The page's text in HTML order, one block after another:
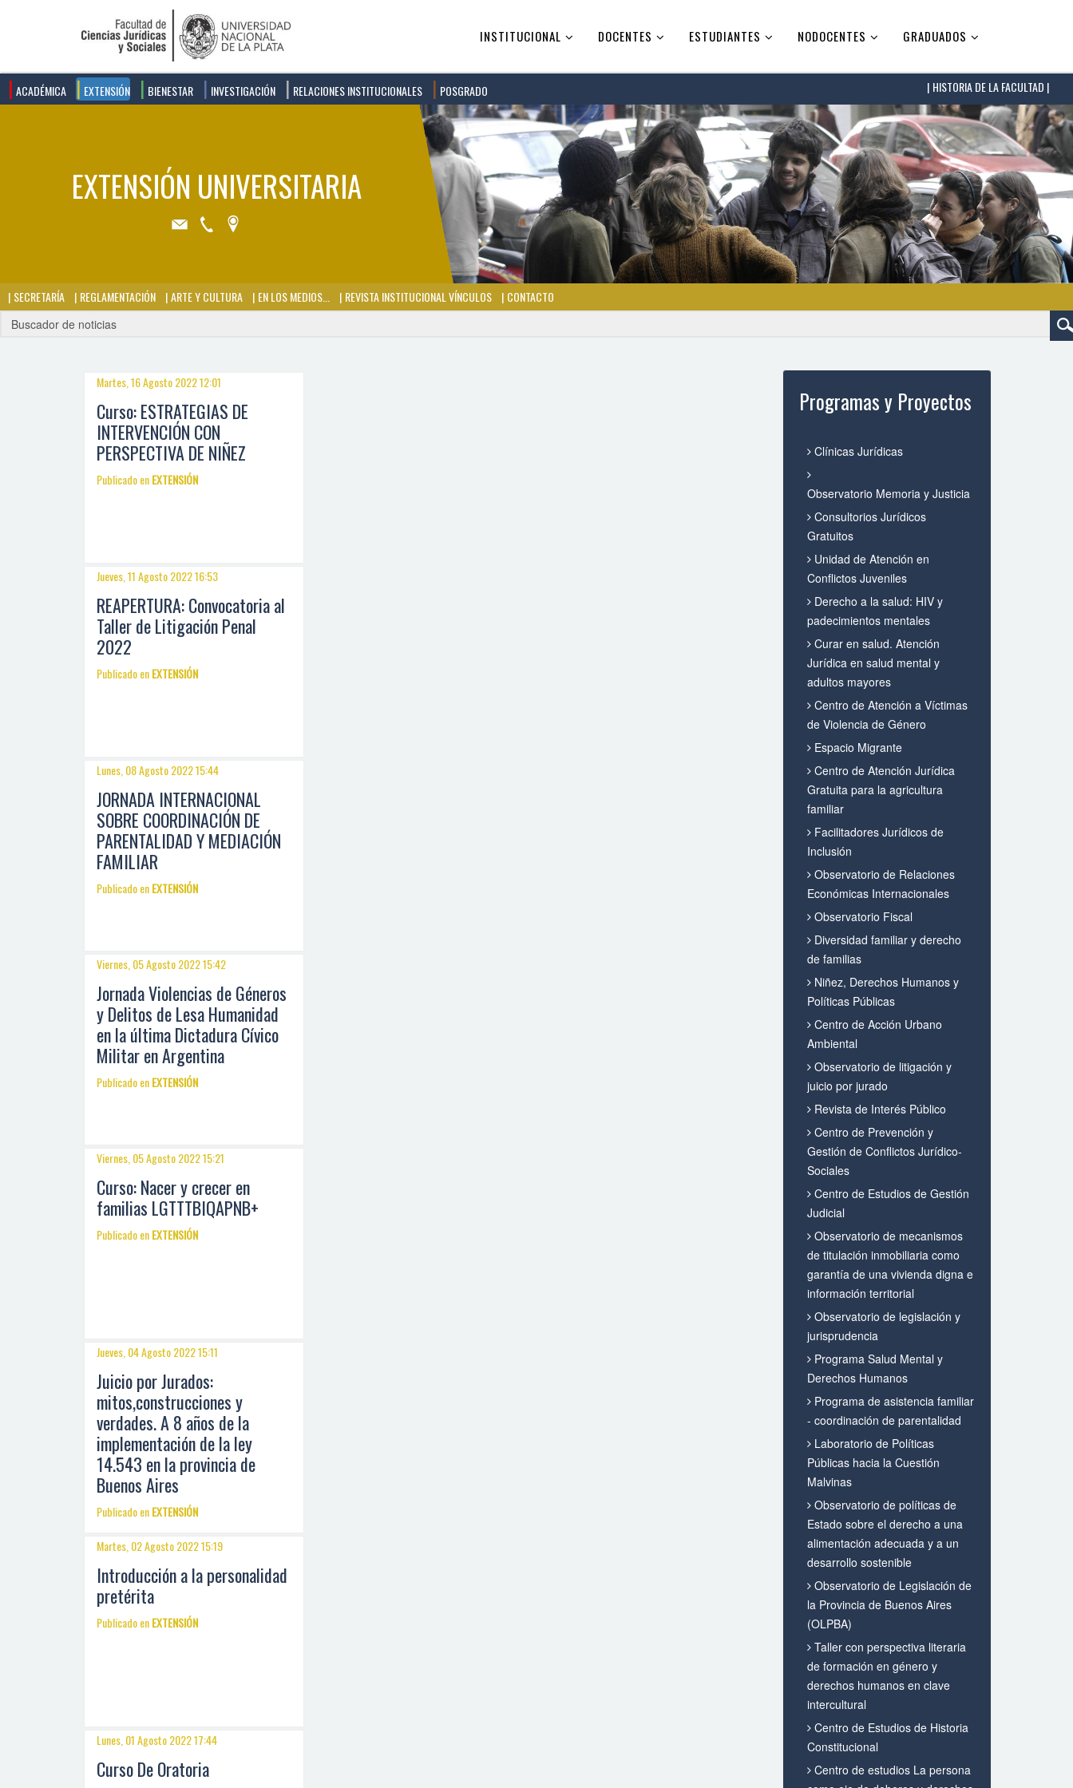
INSTITUCIONAL DOCENTES ESTUDIANTES NODOCENTES GRADUADOS
ACADÉMICA EXTENSIÓN BIENESTAR INVESTIGACIÓN RELACIONES INSTITUCIONALES POSGRADO HISTORIA DE LA FACULTAD |
SECRETARÍA REGLAMENTACIÓN ARTE Y CULTURA EN LOS MEDIOS... REVISTA INSTITUCIONAL VÍNCULOS CONTACTO
Martes, 16 Agosto 2022 12:01
Curso: ESTRATEGIAS DE
INTERVENCIÓN CON
PERSPECTIVA DE NIÑEZ
Publicado enEXTENSIÓN
Jueves, 11 Agosto 2022 16:53
REAPERTURA: Convocatoria al
Taller de Litigación Penal
2022
Publicado enEXTENSIÓN
Lunes, 08 Agosto 2022 15:44
JORNADA INTERNACIONAL
SOBRE COORDINACIÓN DE
PARENTALIDAD Y MEDIACIÓN
FAMILIAR
Publicado enEXTENSIÓN
Viernes, 05 Agosto 2022 15:42
Jornada Violencias de Géneros
y Delitos de Lesa Humanidad
en la última Dictadura Cívico
Militar en Argentina
Publicado enEXTENSIÓN
Viernes, 05 Agosto 2022 15:21
Curso: Nacer y crecer en
familias LGTTTBIQAPNB+
Publicado enEXTENSIÓN
Jueves, 04 Agosto 2022 15:11
Juicio por Jurados:
mitos,construcciones y
verdades. A 8 años de la
implementación de la ley
14.543 en la provincia de
Buenos Aires
Publicado enEXTENSIÓN
Martes, 02 Agosto 2022 15:19
Introducción a la personalidad
pretérita
Publicado enEXTENSIÓN
Lunes, 01 Agosto 2022 17:44
Curso De Oratoria
Programas y Proyectos
Clínicas Jurídicas
Observatorio Memoria y Justicia
Consultorios Jurídicos
Gratuitos
Unidad de Atención en
Conflictos Juveniles
Derecho a la salud: HIV y
padecimientos mentales
Curar en salud. Atención
Jurídica en salud mental y
adultos mayores
Centro de Atención a Víctimas
de Violencia de Género
Espacio Migrante
Centro de Atención Jurídica
Gratuita para la agricultura
familiar
Facilitadores Jurídicos de
Inclusión
Observatorio de Relaciones
Económicas Internacionales
Observatorio Fiscal
Diversidad familiar y derecho
de familias
Niñez, Derechos Humanos y
Políticas Públicas
Centro de Acción Urbano
Ambiental
Observatorio de litigación y
juicio por jurado
Revista de Interés Público
Centro de Prevención y
Gestión de Conflictos Jurídico-
Sociales
Centro de Estudios de Gestión
Judicial
Observatorio de mecanismos
de titulación inmobiliaria como
garantía de una vivienda digna e
información territorial
Observatorio de legislación y
jurisprudencia
Programa Salud Mental y
Derechos Humanos
Programa de asistencia familiar
- coordinación de parentalidad
Laboratorio de Políticas
Públicas hacia la Cuestión
Malvinas
Observatorio de políticas de
Estado sobre el derecho a una
alimentación adecuada y a un
desarrollo sostenible
Observatorio de Legislación de
la Provincia de Buenos Aires
(OLPBA)
Taller con perspectiva literaria
de formación en género y
derechos humanos en clave
intercultural
Centro de Estudios de Historia
Constitucional
Centro de estudios La persona